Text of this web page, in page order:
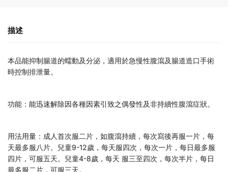
描述
本品能抑制腸道的蠕動及分泌，適用於急慢性腹瀉及腸道造口手術
時控制排泄量。
功能：能迅速解除因各種因素引致之偶發性及非持續性腹瀉症狀。
用法用量：成人首次服二片，如腹瀉持續，每次寫後再服一片，每
天最多服八片。兒童9-12歲，每天服四次，每次一片，每日最多服
四片，可服五天。兒童4-8歲，每天 服三至四次，每次半片，每日
最多服二片，可服三天。